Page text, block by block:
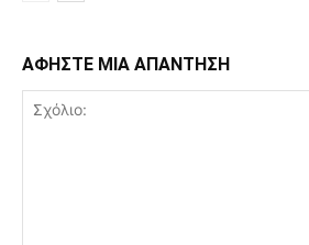
ΑΦΗΣΤΕ ΜΙΑ ΑΠΑΝΤΗΣΗ